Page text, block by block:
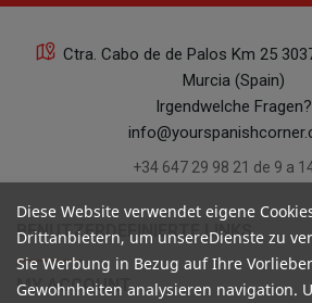
Ctra. Cabo de de Palos Km 25
Murcia (Spain)
Irgendwelche Fragen?
+34 647 29 98 21 de 9 a
BENUTZERDEFINIERTE LINKS
MY ACCOUNT
Diese Website verwendet eigene
Drittanbietern, um unsereDienste zu
Sie Werbung in Bezug auf Ihre
Gewohnheiten analysieren navigation.